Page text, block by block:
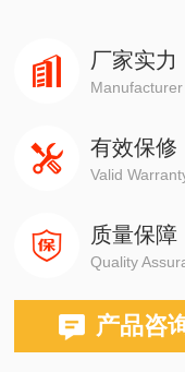
岛津GC-14C，GC-
赛默飞
厂家实力
有效保修
Valid
质量保障
Quality
产品咨